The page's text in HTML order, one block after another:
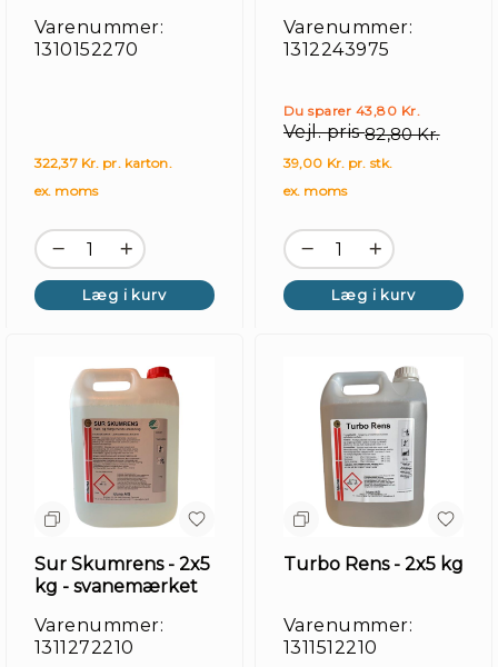
Varenummer:
1310152270
322,37 Kr. pr. karton.
ex. moms
Læg i kurv
Varenummer:
1312243975
Du sparer 43,80 Kr.
Vejl. pris82,80 Kr.
39,00 Kr. pr. stk.
ex. moms
Læg i kurv
Sur Skumrens - 2x5
kg - svanemærket
Varenummer:
1311272210
Turbo Rens - 2x5 kg
Varenummer:
1311512210